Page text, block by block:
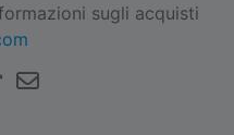
sugli acquisti